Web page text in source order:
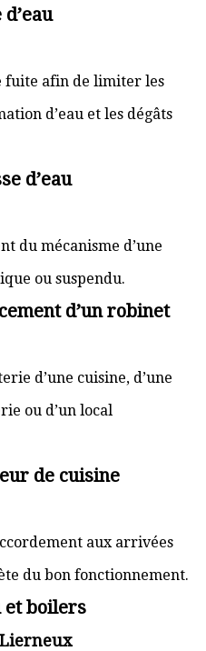
fuite afin de limiter les
d’eau et les dégâts
d’eau
du mécanisme d’une
ou suspendu.
d’un robinet
d’une cuisine, d’une
ou d’un local
de cuisine
aux arrivées
du bon fonctionnement.
et boilers